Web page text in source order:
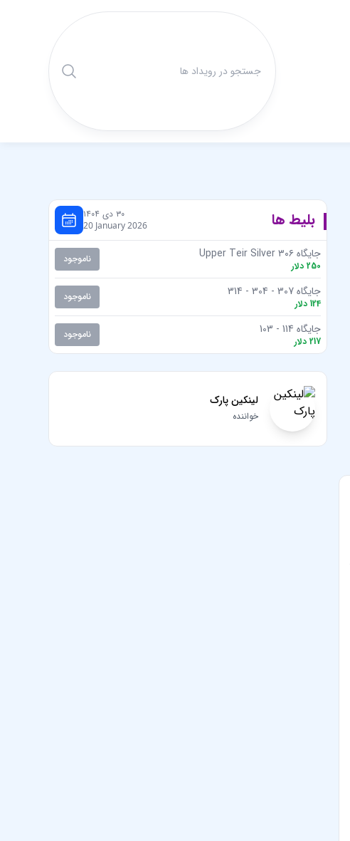
بلیط ها ۳۰ دی ۱۴۰۴
20 January 2026
جایگاه Upper Teir Silver ۳۰۶
250 دلار
ناموجود
جایگاه 307 - 304 - 314
124 دلار
ناموجود
جایگاه 114 - 103
217 دلار
ناموجود
لینکین پارک
خواننده